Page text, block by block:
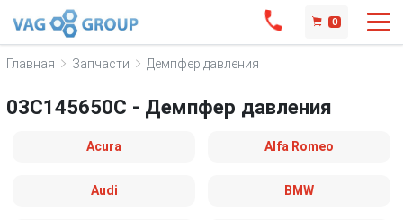
0
Главная Запчасти Демпфер давления
03C145650C - Демпфер давления
Acura Alfa Romeo
Audi BMW